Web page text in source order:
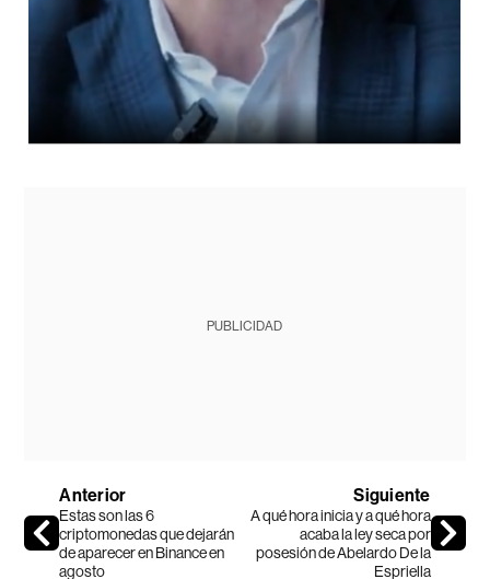
PUBLICIDAD
Anterior
Estas son las 6
criptomonedas que dejarán
de aparecer en Binance en
agosto
Siguiente
A qué hora inicia y a qué hora
acaba la ley seca por
posesión de Abelardo De la
Espriella